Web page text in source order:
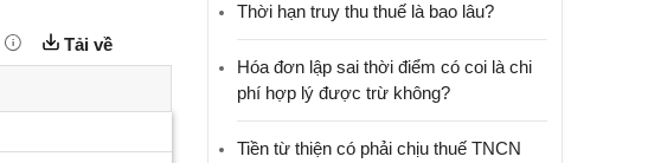
Tải về
Thời hạn truy thu thuế là bao lâu?
Hóa đơn lập sai thời điểm có coi là chi
phí hợp lý được trừ không?
Tiền từ thiện có phải chịu thuế TNCN